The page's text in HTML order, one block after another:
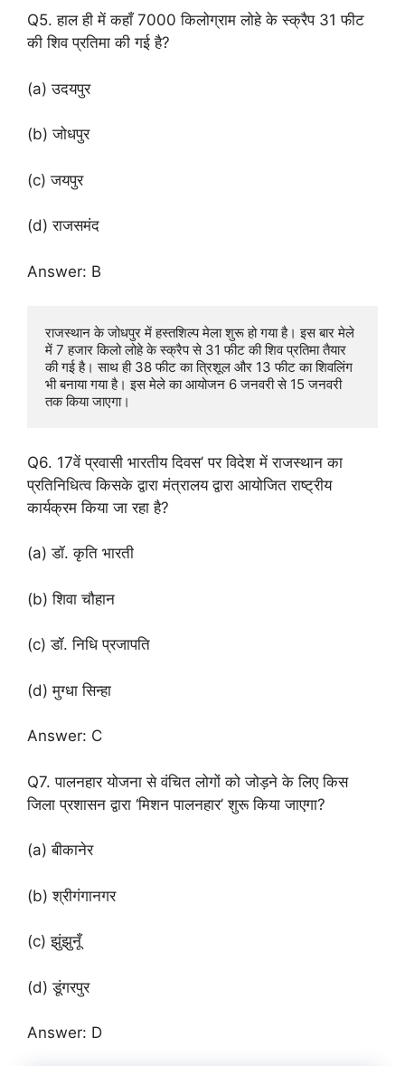
Q5. हाल ही में कहाँ 7000 किलोग्राम लोहे के स्क्रैप 31 फीट
की शिव प्रतिमा की गई है?
(a) उदयपुर
(b) जोधपुर
(c) जयपुर
(d) राजसमंद
Answer: B
राजस्थान के जोधपुर में हस्तशिल्प मेला शुरू हो गया है। इस बार मेले
में 7 हजार किलो लोहे के स्क्रैप से 31 फीट की शिव प्रतिमा तैयार
की गई है। साथ ही 38 फीट का त्रिशूल और 13 फीट का शिवलिंग
भी बनाया गया है। इस मेले का आयोजन 6 जनवरी से 15 जनवरी
तक किया जाएगा।
Q6. 17वें प्रवासी भारतीय दिवस’ पर विदेश में राजस्थान का
प्रतिनिधित्व किसके द्वारा मंत्रालय द्वारा आयोजित राष्ट्रीय
कार्यक्रम किया जा रहा है?
(a) डॉ. कृति भारती
(b) शिवा चौहान
(c) डॉ. निधि प्रजापति
(d) मुग्धा सिन्हा
Answer: C
Q7. पालनहार योजना से वंचित लोगों को जोड़ने के लिए किस
जिला प्रशासन द्वारा ‘मिशन पालनहार’ शुरू किया जाएगा?
(a) बीकानेर
(b) श्रीगंगानगर
(c) झुंझुनूँ
(d) डूंगरपुर
Answer: D